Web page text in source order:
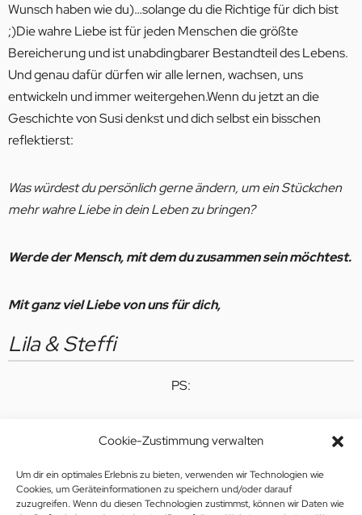
Cookie-Zustimmung verwalten
Um dir ein optimales Erlebnis zu bieten, verwenden wir Technologien wie
Cookies, um Geräteinformationen zu speichern und/oder darauf
zuzugreifen. Wenn du diesen Technologien zustimmst, können wir Daten wie
Wunsch haben wie du)…solange du die Richtige für dich bist
;)Die wahre Liebe ist für jeden Menschen die größte
Bereicherung und ist unabdingbarer Bestandteil des Lebens.
Und genau dafür dürfen wir alle lernen, wachsen, uns
entwickeln und immer weitergehen.Wenn du jetzt an die
Geschichte von Susi denkst und dich selbst ein bisschen
reflektierst:
Was würdest du persönlich gerne ändern, um ein Stückchen
mehr wahre Liebe in dein Leben zu bringen?
Werde der Mensch, mit dem du zusammen sein möchtest.
Mit ganz viel Liebe von uns für dich,
Lila & Steffi
PS:
Wenn du dir denkst „Lila & Steffi, ich bin bereit für den
>>> Dann komm mehr als geren in unsere Community <<<